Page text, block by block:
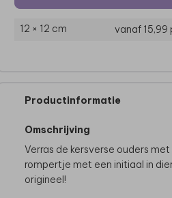
12 × 12 cm vanaf 15,99
Productinformatie
Omschrijving
Verras de kersverse ouders
rompertje met een initiaal in
origineel!